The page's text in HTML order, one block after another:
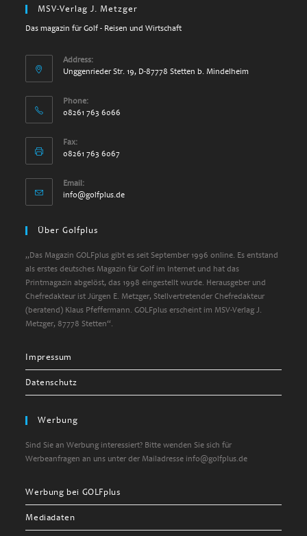
MSV-Verlag J. Metzger
Das magazin für Golf - Reisen und Wirtschaft
Address:
Unggenrieder Str. 19, D-87778 Stetten b. Mindelheim
Phone:
08261 763 6066
Fax:
08261 763 6067
Email:
info@golfplus.deOpens
Über Golfplus
„Das Magazin GOLFplus gibt es seit September 1996 online. Es entstand
als erstes deutsches Magazin für Golf im Internet und hat das
Printmagazin abgelöst, das 1998 eingestellt wurde. Herausgeber und
Chefredakteur ist Jürgen E. Metzger, Stellvertretender Chefredakteur
(beratend) Klaus Pfeffermann. GOLFplus erscheint im MSV-Verlag J.
Metzger, 87778 Stetten“.
Impressum
Datenschutz
Werbung
Sind Sie an Werbung interessiert? Bitte wenden Sie sich für
Werbeanfragen an uns unter der Mailadresse info@golfplus.de
Werbung bei GOLFplus
Mediadaten